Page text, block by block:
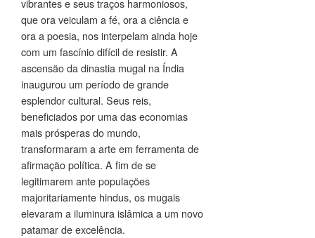
vibrantes e seus traços harmoniosos,
que ora veiculam a fé, ora a ciência e
ora a poesia, nos interpelam ainda hoje
com um fascínio difícil de resistir. A
ascensão da dinastia mugal na Índia
inaugurou um período de grande
esplendor cultural. Seus reis,
beneficiados por uma das economias
mais prósperas do mundo,
transformaram a arte em ferramenta de
afirmação política. A fim de se
legitimarem ante populações
majoritariamente hindus, os mugais
elevaram a iluminura islâmica a um novo
patamar de excelência.